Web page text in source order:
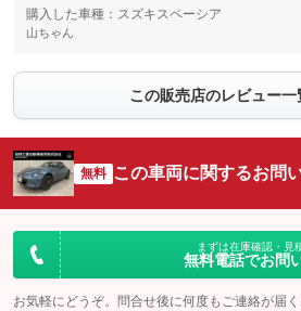
購入した車種：スズキスペーシア
山ちゃん
この販売店のレビュー一
無料 この車両に関するお問
まずは在庫確認・見
無料電話でお問
お気軽にどうぞ。問合せ後に何度もご連絡が届